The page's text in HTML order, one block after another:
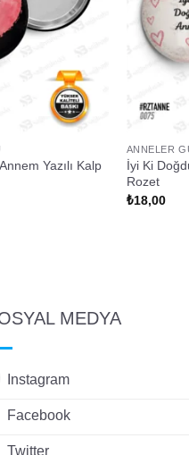
Yazılı Kalp
ANNELER
İyi Ki
Rozet
₺18,00
MEDYA
Instagram
Facebook
Twitter